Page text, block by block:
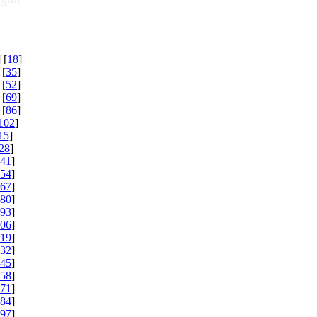
[18]
[35]
[52]
[69]
[86]
]
]
]
]
]
]
]
]
]
]
]
]
]
]
]
]